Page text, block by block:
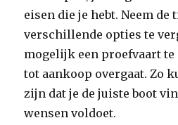
eisen die je hebt. Neem de
verschillende opties te
mogelijk een proefvaart te
tot aankoop overgaat. Zo
zijn dat je de juiste boot
wensen voldoet.